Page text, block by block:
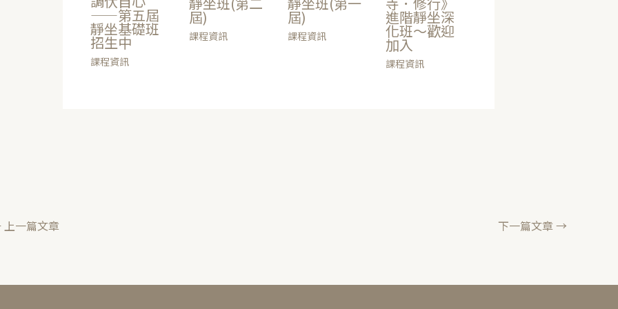
——第五屆
靜坐基礎班
招生中
課程資訊
屆)
課程資訊
屆)
課程資訊
進階靜坐深
化班～歡迎
加入
課程資訊
上一篇文章 下一篇文章→